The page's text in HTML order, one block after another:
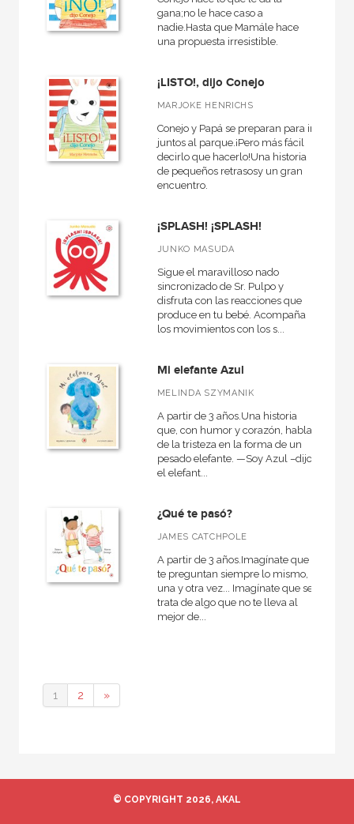
gana;no le hace caso a
nadie.Hasta que Mamále hace
una propuesta irresistible.
¡LISTO!, dijo Conejo
MARJOKE HENRICHS
Conejo y Papá se preparan para ir
juntos al parque.¡Pero más fácil
decirlo que hacerlo!Una historia
de pequeños retrasosy un gran
encuentro.
¡SPLASH! ¡SPLASH!
JUNKO MASUDA
Sigue el maravilloso nado
sincronizado de Sr. Pulpo y
disfruta con las reacciones que
produce en tu bebé. Acompaña
los movimientos con los s...
Mi elefante Azul
MELINDA SZYMANIK
A partir de 3 años.Una historia
que, con humor y corazón, habla
de la tristeza en la forma de un
pesado elefante. —Soy Azul –dijo
el elefant...
¿Qué te pasó?
JAMES CATCHPOLE
A partir de 3 años.Imagínate que
te preguntan siempre lo mismo,
una y otra vez... Imagínate que se
trata de algo que no te lleva al
mejor de...
1 2 »
© COPYRIGHT 2026, AKAL